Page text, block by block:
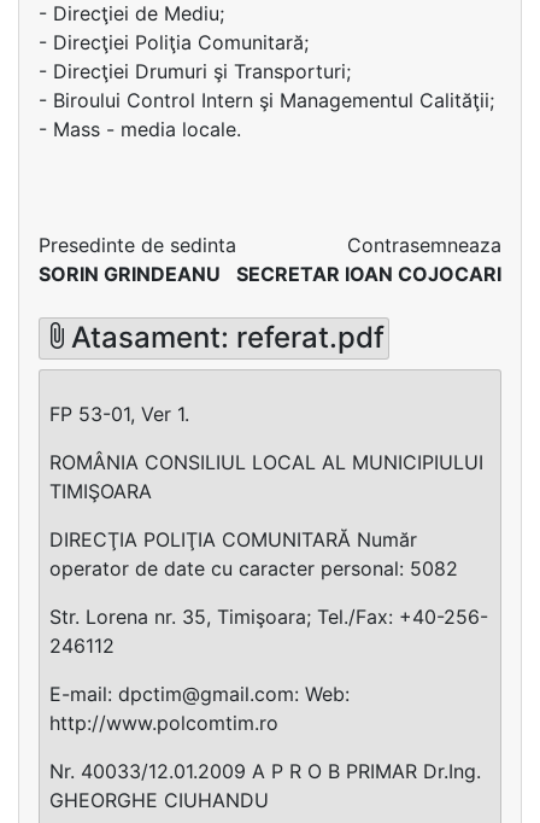
- Direcţiei de Mediu;
- Direcţiei Poliţia Comunitară;
- Direcţiei Drumuri şi Transporturi;
- Biroului Control Intern şi Managementul Calităţii;
- Mass - media locale.
Presedinte de sedinta
SORIN GRINDEANU
Contrasemneaza
SECRETAR IOAN COJOCARI
Atasament: referat.pdf
FP 53-01, Ver 1.
ROMÂNIA CONSILIUL LOCAL AL MUNICIPIULUI
TIMIŞOARA
DIRECŢIA POLIŢIA COMUNITARĂ Număr
operator de date cu caracter personal: 5082
Str. Lorena nr. 35, Timişoara; Tel./Fax: +40-256-
246112
E-mail: dpctim@gmail.com: Web:
http://www.polcomtim.ro
Nr. 40033/12.01.2009 A P R O B PRIMAR Dr.Ing.
GHEORGHE CIUHANDU